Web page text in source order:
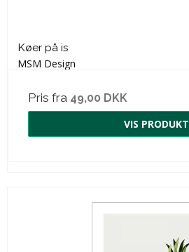
Køer på is
MSM Design
Pris fra 49,00 DKK
VIS PRODUKT